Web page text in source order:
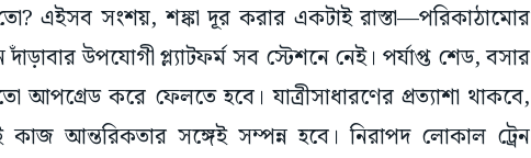
এইসব সংশয়, শঙ্কা দূর করার একটাই রাস্তা—পরিকাঠামোর
উপযোগী প্ল্যাটফর্ম সব স্টেশনে নেই। পর্যাপ্ত শেড, বসার
আপগ্রেড করে ফেলতে হবে। যাত্রীসাধারণের প্রত্যাশা থাকবে,
কাজ আন্তরিকতার সঙ্গেই সম্পন্ন হবে। নিরাপদ লোকাল ট্রেন